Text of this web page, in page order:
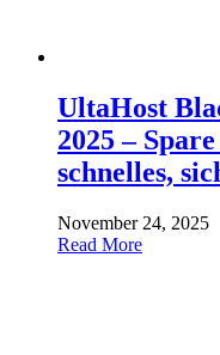
UltaHost
2025 –
schnelles,
November 24, 2025
Read More